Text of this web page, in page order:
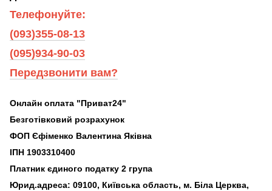
Телефонуйте:
(093)355-08-13
(095)934-90-03
Передзвонити вам?
Онлайн оплата "Приват24"
Безготівковий розрахунок
ФОП Єфіменко Валентина Яківна
ІПН 1903310400
Платник єдиного податку 2 група
Юрид.адреса: 09100, Київська область, м. Біла Церква,